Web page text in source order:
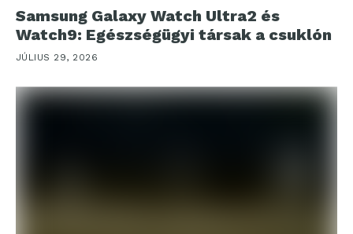
Samsung Galaxy Watch Ultra2 és
Watch9: Egészségügyi társak a csuklón
JÚLIUS 29, 2026